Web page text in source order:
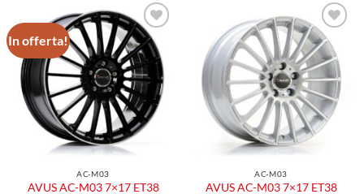
In offerta!
Aggiungi
alla lista
dei
desideri
AC-M03
AVUS AC-M03 7×17 ET38
Aggiungi
alla lista
dei
desideri
AC-M03
AVUS AC-M03 7×17 ET38